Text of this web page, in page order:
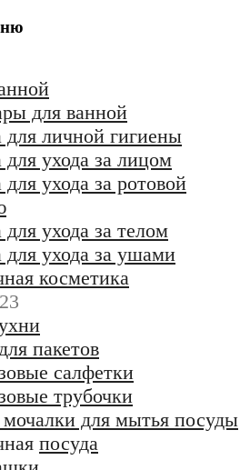
для ванной
для личной гигиены
для ухода за лицом
для ухода за ротовой
для ухода за телом
для ухода за ушами
косметика
пакетов
салфетки
трубочки
для мытья посуды
посуда